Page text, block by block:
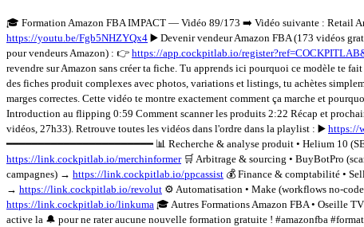
🎓 Formation Amazon FBA IMPACT — Vidéo 89/173 ➡️ Vidéo suivante : Retail
https://youtu.be/Fgb5NHZYQx4 ▶️ Devenir vendeur Amazon FBA (173 vidéos
pour vendeurs Amazon) : 👉 https://app.cockpitlab.io/
revendre sur Amazon sans créer ta fiche. Tu apprends ici pourquoi ce modèle te
des fiches produit complexes avec photos, variations et listings, tu achètes
marges correctes. Cette vidéo te montre exactement comment ça marche et
Introduction au flipping 0:59 Comment scanner les produits 2:22 Récap et
vidéos, 27h33). Retrouve toutes les vidéos dans l'ordre dans la playlist : ▶️ https://
━━━━━━━━━━━━━━━━━━━━━━━ 📊 Recherche & analyse produit • Helium 10
https://link.cockpitlab.io/merchinformer🛒 Arbitrage & sourcing • BuyBotPro
campagnes) → https://link.cockpitlab.io/ppcassist 💰 Finance & comptabilité •
→ https://link.cockpitlab.io/revolut ⚙️ Automatisation • Make (workflows no-
https://link.cockpitlab.io/linkuma 🎓 Autres Formations Amazon FBA • Oseille
active la 🔔 pour ne rater aucune nouvelle formation gratuite ! #amazonfba